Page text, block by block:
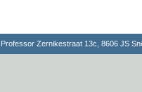
Professor Zernikestraat 13c, 8606 JS